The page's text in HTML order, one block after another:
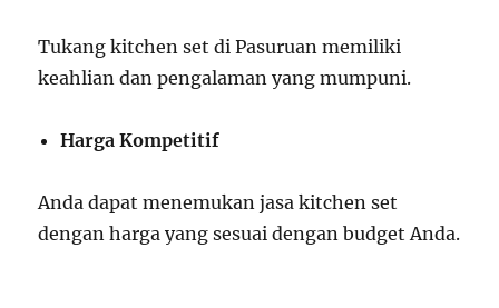
Tukang kitchen set di Pasuruan memiliki
keahlian dan pengalaman yang mumpuni.
Harga Kompetitif
Anda dapat menemukan jasa kitchen set
dengan harga yang sesuai dengan budget Anda.